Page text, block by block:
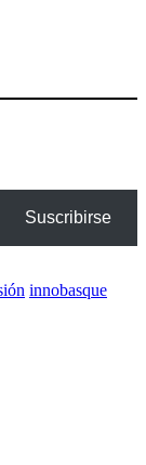
Suscribirse
innobasque